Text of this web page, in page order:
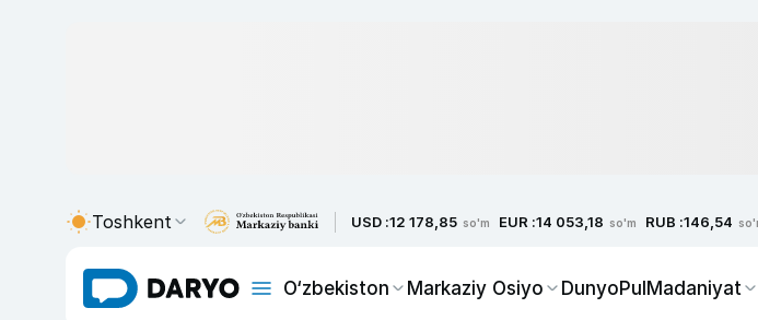
Toshkent USD :12 178,85 so'm EUR :14 053,18 so'm RUB :146,54
O‘zbekiston Markaziy Osiyo DunyoPulMadaniyat